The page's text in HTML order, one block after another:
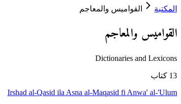
المكتبة القواميس والمعاجم
القواميس والمعاجم
Dictionaries and Lexicons
13 كتاب
Irshad al-Qasid ila Asna al-Maqasid fi Anwa' al-'Ulum